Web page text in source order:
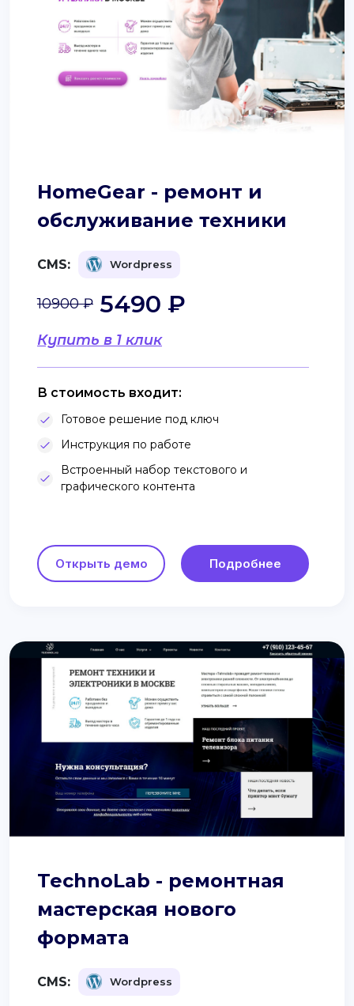
HomeGear - ремонт и
обслуживание техники
CMS: Wordpress
Купить в 1 клик
10900 ₽ 5490 ₽
В стоимость входит:
Готовое решение под ключ
Инструкция по работе
Встроенный набор текстового и
графического контента
Открыть демо Подробнее
TechnoLab - ремонтная
мастерская нового
формата
CMS: Wordpress